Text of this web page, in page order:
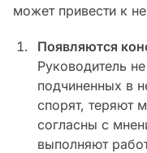
может привести к
Появляются
Руководитель
подчиненных в
спорят, теряют
согласны с
выполняют